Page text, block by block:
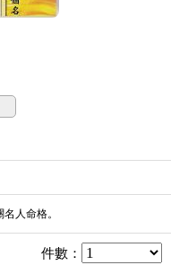
人命格。
件數 ：